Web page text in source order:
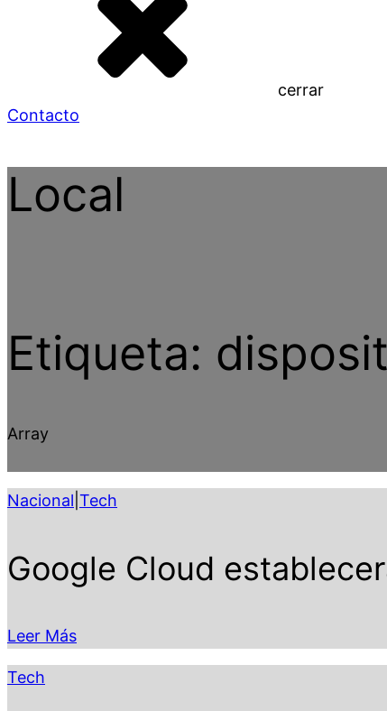
cerrar
Contacto
Local
Etiqueta:
Array
Nacional Tech
Google Cloud
Leer Más
Tech